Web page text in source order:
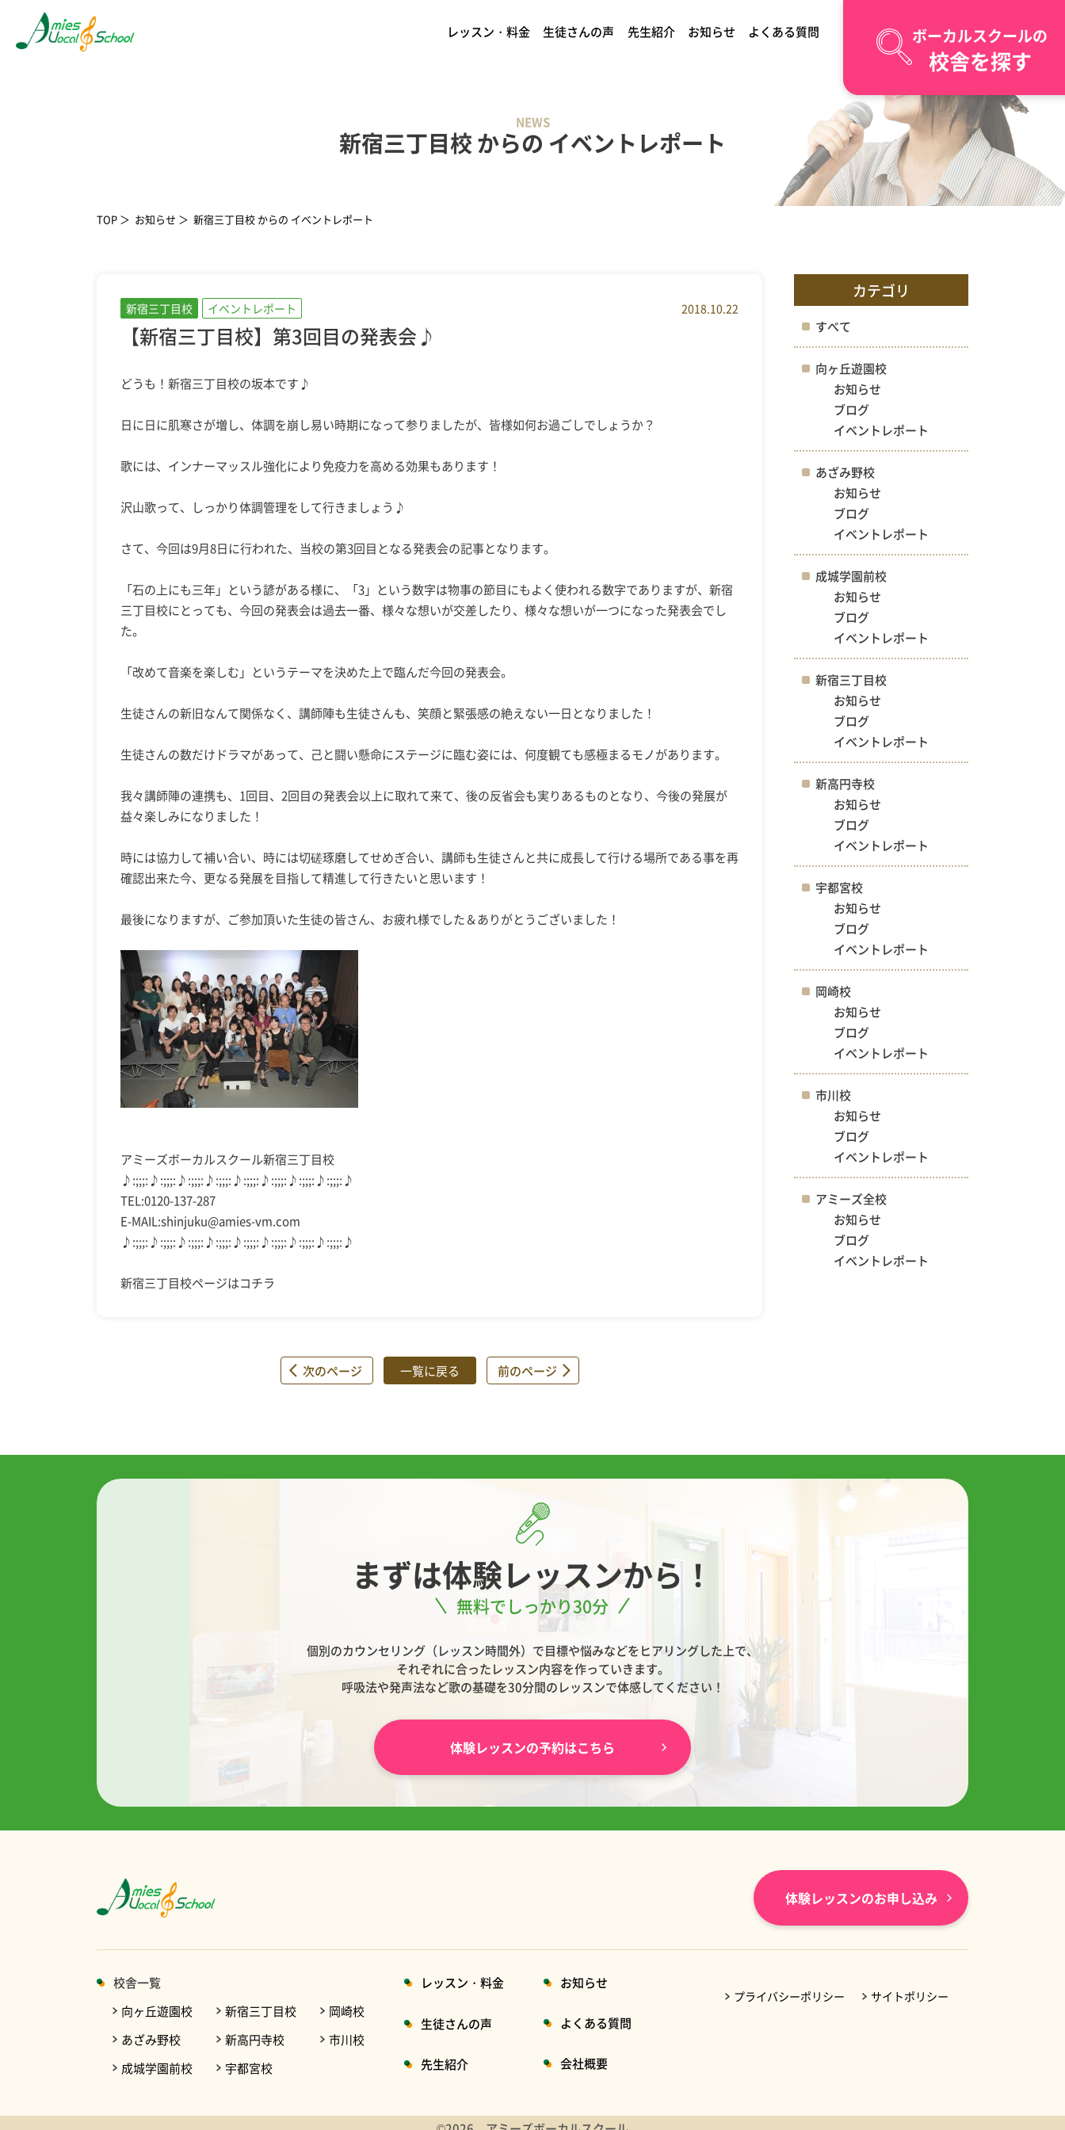
レッスン・料金 生徒さんの声 先生紹介 お知らせ よくある質問 ボーカルスクールの
校舎を探す
NEWS
新宿三丁目校 からの イベントレポート
TOP お知らせ 新宿三丁目校 からの イベントレポート
新宿三丁目校 イベントレポート 2018.10.22
【新宿三丁目校】第3回目の発表会♪
どうも！新宿三丁目校の坂本です♪
日に日に肌寒さが増し、体調を崩し易い時期になって参りましたが、皆様如何お過ごしでしょうか？
歌には、インナーマッスル強化により免疫力を高める効果もあります！
沢山歌って、しっかり体調管理をして行きましょう♪
さて、今回は9月8日に行われた、当校の第3回目となる発表会の記事となります。
「石の上にも三年」という諺がある様に、「3」という数字は物事の節目にもよく使われる数字でありますが、新宿
三丁目校にとっても、今回の発表会は過去一番、様々な想いが交差したり、様々な想いが一つになった発表会でし
た。
「改めて音楽を楽しむ」というテーマを決めた上で臨んだ今回の発表会。
生徒さんの新旧なんて関係なく、講師陣も生徒さんも、笑顔と緊張感の絶えない一日となりました！
生徒さんの数だけドラマがあって、己と闘い懸命にステージに臨む姿には、何度観ても感極まるモノがあります。
我々講師陣の連携も、1回目、2回目の発表会以上に取れて来て、後の反省会も実りあるものとなり、今後の発展が
益々楽しみになりました！
時には協力して補い合い、時には切磋琢磨してせめぎ合い、講師も生徒さんと共に成長して行ける場所である事を再
確認出来た今、更なる発展を目指して精進して行きたいと思います！
最後になりますが、ご参加頂いた生徒の皆さん、お疲れ様でした＆ありがとうございました！
アミーズボーカルスクール新宿三丁目校
♪:;;;:♪:;;;:♪:;;;:♪:;;;:♪:;;;:♪:;;;:♪:;;;:♪:;;;:♪
TEL:0120-137-287
E-MAIL:shinjuku@amies-vm.com
♪:;;;:♪:;;;:♪:;;;:♪:;;;:♪:;;;:♪:;;;:♪:;;;:♪:;;;:♪
新宿三丁目校ページはコチラ
次のページ 一覧に戻る 前のページ
カテゴリ
すべて
向ヶ丘遊園校
お知らせ
ブログ
イベントレポート
あざみ野校
お知らせ
ブログ
イベントレポート
成城学園前校
お知らせ
ブログ
イベントレポート
新宿三丁目校
お知らせ
ブログ
イベントレポート
新高円寺校
お知らせ
ブログ
イベントレポート
宇都宮校
お知らせ
ブログ
イベントレポート
岡崎校
お知らせ
ブログ
イベントレポート
市川校
お知らせ
ブログ
イベントレポート
アミーズ全校
お知らせ
ブログ
イベントレポート
まずは体験レッスンから！
無料でしっかり30分
個別のカウンセリング（レッスン時間外）で目標や悩みなどをヒアリングした上で、
それぞれに合ったレッスン内容を作っていきます。
呼吸法や発声法など歌の基礎を30分間のレッスンで体感してください！
体験レッスンの予約はこちら
体験レッスンのお申し込み
校舎一覧
向ヶ丘遊園校
あざみ野校
成城学園前校
新宿三丁目校
新高円寺校
宇都宮校
岡崎校
市川校
レッスン・料金
生徒さんの声
先生紹介
お知らせ
よくある質問
会社概要
プライバシーポリシー サイトポリシー